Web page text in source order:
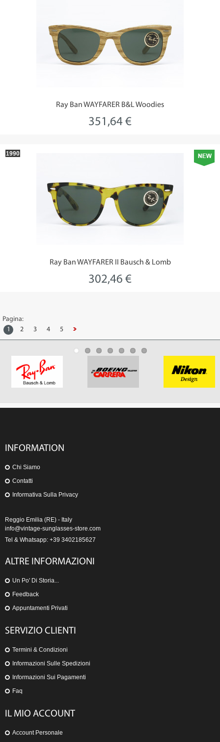
Ray Ban WAYFARER B&L Woodies
351,64 €
Ray Ban WAYFARER II Bausch & Lomb
302,46 €
1990
Pagina:
1
2 3 4 5
INFORMATION
Chi Siamo
Contatti
Informativa Sulla Privacy
Reggio Emilia (RE) - Italy
info@vintage-sunglasses-store.com
Tel & Whatsapp: +39 3402185627
ALTRE INFORMAZIONI
Un Po' Di Storia...
Feedback
Appuntamenti Privati
SERVIZIO CLIENTI
Termini & Condizioni
Informazioni Sulle Spedizioni
Informazioni Sui Pagamenti
Faq
IL MIO ACCOUNT
Account Personale